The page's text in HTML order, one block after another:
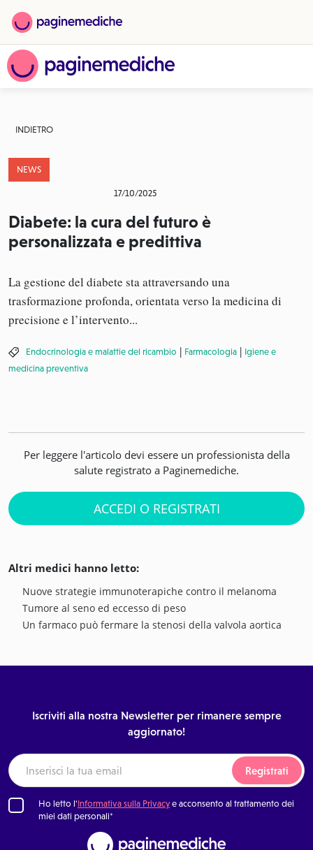
INDIETRO
NEWS
17/10/2025
Diabete: la cura del futuro è
personalizzata e predittiva
La gestione del diabete sta attraversando una
trasformazione profonda, orientata verso la medicina di
precisione e l’intervento...
Endocrinologia e malattie del ricambio | Farmacologia | Igiene e
medicina preventiva
Per leggere l'articolo devi essere un professionista della
salute registrato a Paginemediche.
ACCEDI O REGISTRATI
Altri medici hanno letto:
Nuove strategie immunoterapiche contro il melanoma
Tumore al seno ed eccesso di peso
Un farmaco può fermare la stenosi della valvola aortica
Iscriviti alla nostra Newsletter per rimanere sempre
aggiornato!
Registrati
Ho letto l'Informativa sulla Privacye acconsento al trattamento dei
miei dati personali*